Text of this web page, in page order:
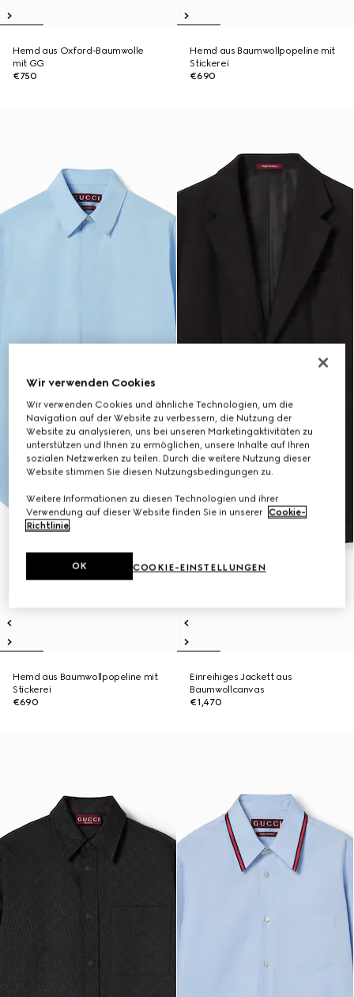
Hemd aus Oxford-Baumwolle
mit GG
€750
Hemd aus Baumwollpopeline mit
Stickerei
€690
Hemd aus Baumwollpopeline mit
Stickerei
€690
Einreihiges Jackett aus
Baumwollcanvas
€1,470
Wir verwenden Cookies
Wir verwenden Cookies und ähnliche Technologien, um die
Navigation auf der Website zu verbessern, die Nutzung der
Website zu analysieren, uns bei unseren Marketingaktivitäten zu
unterstützen und Ihnen zu ermöglichen, unsere Inhalte auf Ihren
sozialen Netzwerken zu teilen. Durch die weitere Nutzung dieser
Website stimmen Sie diesen Nutzungsbedingungen zu.
Weitere Informationen zu diesen Technologien und ihrer
Verwendung auf dieser Website finden Sie in unserer Cookie-
Richtlinie.
COOKIE-EINSTELLUNGEN
OK